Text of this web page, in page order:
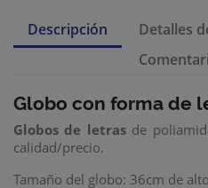
Descripción
Detalles
Globo con forma de
Globos de letras de
calidad/precio.
Tamaño del globo: 36cm de